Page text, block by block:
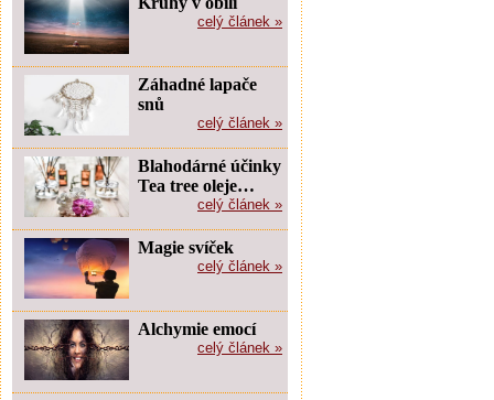
celý článek »
Záhadné lapače
snů
celý článek »
Blahodárné účinky
Tea tree oleje…
celý článek »
Magie svíček
celý článek »
Alchymie emocí
celý článek »